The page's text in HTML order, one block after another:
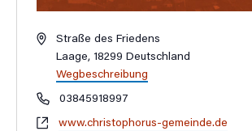
AdresseStraße des Friedens
Laage, 18299 Deutschland
Wegbeschreibung
Telefon03845918997
Webseitewww.christophorus-gemeinde.de